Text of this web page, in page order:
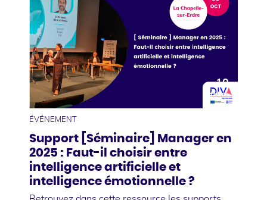
10
octobre
ÉVÉNEMENT
Support [Séminaire] Manager en
2025 : Faut-il choisir entre
intelligence artificielle et
intelligence émotionnelle ?